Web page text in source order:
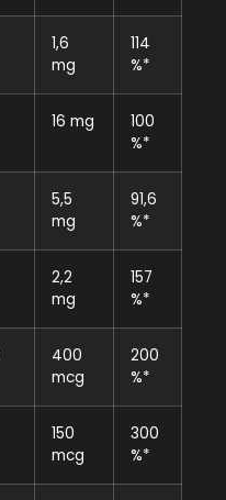
1,6
mg
114
%*
16 mg
100
%*
5,5
mg
91,6
%*
2,2
mg
157
%*
400
mcg
200
%*
150
mcg
300
%*